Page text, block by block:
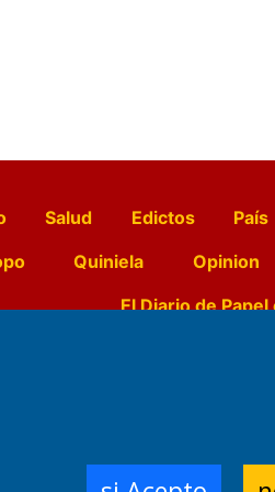
Salud Edictos País
Quiniela Opinion
El Diario de Papel